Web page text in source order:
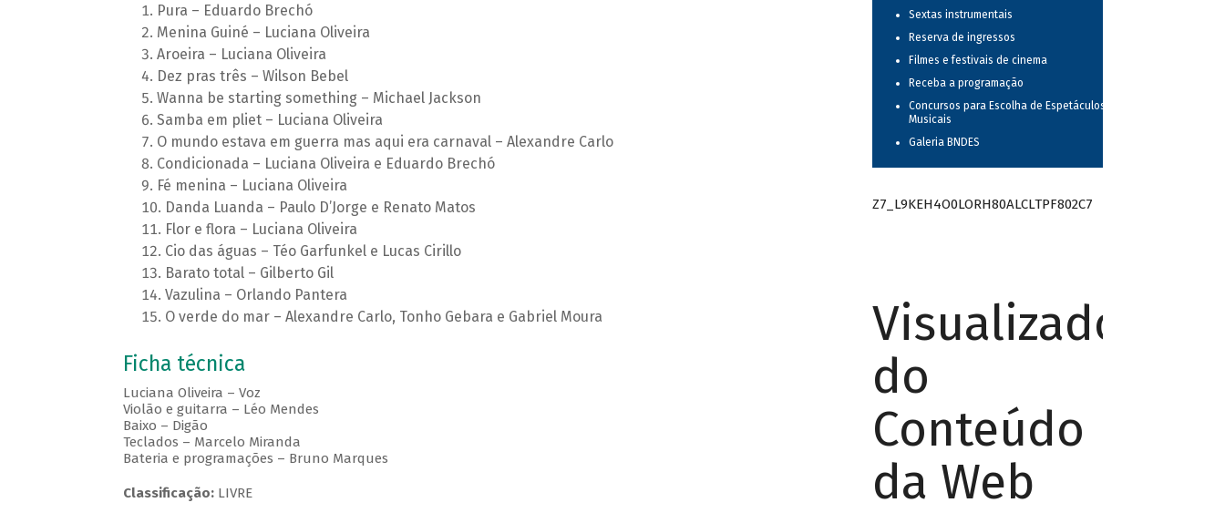
Pura – Eduardo Brechó
Menina Guiné – Luciana Oliveira
Aroeira – Luciana Oliveira
Dez pras três – Wilson Bebel
Wanna be starting something – Michael Jackson
Samba em pliet – Luciana Oliveira
O mundo estava em guerra mas aqui era carnaval – Alexandre Carlo
Condicionada – Luciana Oliveira e Eduardo Brechó
Fé menina – Luciana Oliveira
Danda Luanda – Paulo D’Jorge e Renato Matos
Flor e flora – Luciana Oliveira
Cio das águas – Téo Garfunkel e Lucas Cirillo
Barato total – Gilberto Gil
Vazulina – Orlando Pantera
O verde do mar – Alexandre Carlo, Tonho Gebara e Gabriel Moura
Ficha técnica
Luciana Oliveira – Voz
Violão e guitarra – Léo Mendes
Baixo – Digão
Teclados – Marcelo Miranda
Bateria e programações – Bruno Marques
Classificação:LIVRE
Sextas instrumentais
Reserva de ingressos
Filmes e festivais de cinema
Receba a programação
Concursos para Escolha de Espetáculos
Musicais
Galeria BNDES
Z7_L9KEH4O0LORH80ALCLTPF802C7
Visualizador
do
Conteúdo
da Web